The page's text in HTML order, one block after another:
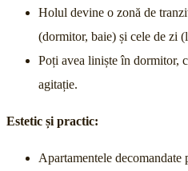
Holul devine o zonă de
(dormitor, baie) și cele de zi
Poți avea liniște în dormitor,
agitație.
Estetic și practic:
Apartamentele decomandate